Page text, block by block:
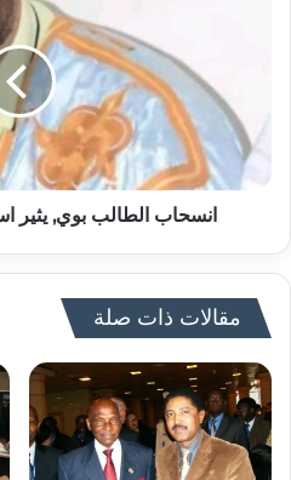
انسحاب الطالب بوي, يثير
مقالات ذات صلة